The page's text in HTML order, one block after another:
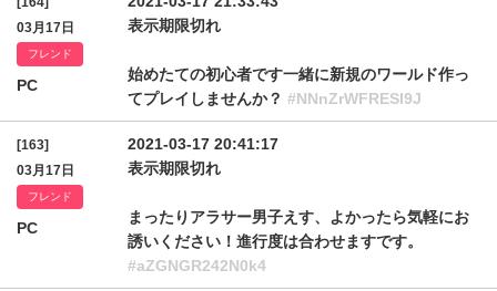
03月17日
フレンド
PC
表示期限切れ
始めたての初心者です一緒に新規のワールド作っ
てプレイしませんか？ #NNnZrWFRESl9J
[163]
03月17日
フレンド
PC
2021-03-17 20:41:17
表示期限切れ
まったりアラサー男子えす、よかったら気軽にお
誘いください！進行度は合わせますです。
#aZGNGR242N0k4